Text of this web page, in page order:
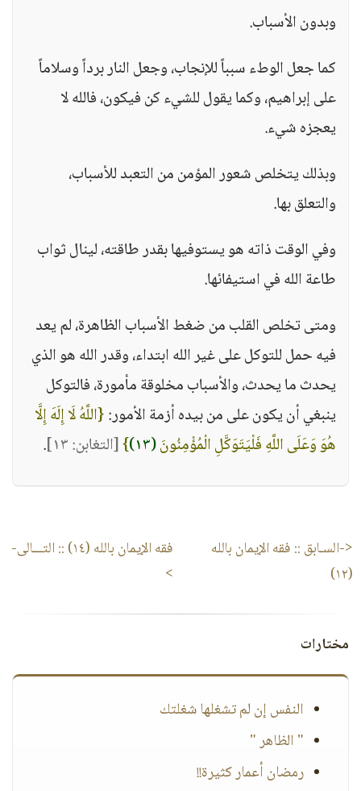
وبدون الأسباب.
كما جعل الوطء سبباً للإنجاب، وجعل النار برداً وسلاماً
على إبراهيم، وكما يقول للشيء كن فيكون، فالله لا
يعجزه شيء.
وبذلك يتخلص شعور المؤمن من التعبد للأسباب،
والتعلق بها.
وفي الوقت ذاته هو يستوفيها بقدر طاقته، لينال ثواب
طاعة الله في استيفائها.
ومتى تخلص القلب من ضغط الأسباب الظاهرة، لم يعد
فيه حمل للتوكل على غير الله ابتداء، وقدر الله هو الذي
يحدث ما يحدث، والأسباب مخلوقة مأمورة، فالتوكل
ينبغي أن يكون على من بيده أزمة الأمور:{اللَّهُ لَا إِلَهَ إِلَّا
هُوَ وَعَلَى اللَّهِ فَلْيَتَوَكَّلِ الْمُؤْمِنُونَ(١٣) }[التغابن: ١٣] .
<-السـابق :: فقه الإيمان بالله
(١٢)
فقه الإيمان بالله (١٤)
:: التـــالى-
>
مختارات
النفس إن لم تشغلها شغلتك
" الظاهر "
رمضان أعمار كثيرة!!